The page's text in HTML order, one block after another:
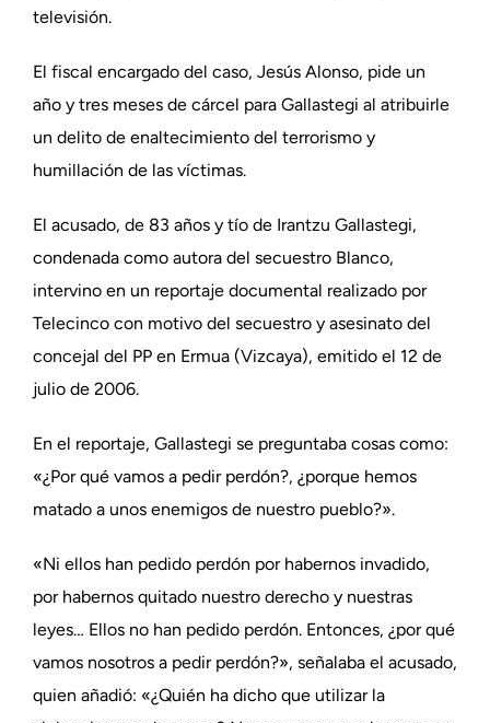
televisión.
El fiscal encargado del caso, Jesús Alonso, pide un
año y tres meses de cárcel para Gallastegi al atribuirle
un delito de enaltecimiento del terrorismo y
humillación de las víctimas.
El acusado, de 83 años y tío de Irantzu Gallastegi,
condenada como autora del secuestro Blanco,
intervino en un reportaje documental realizado por
Telecinco con motivo del secuestro y asesinato del
concejal del PP en Ermua (Vizcaya), emitido el 12 de
julio de 2006.
En el reportaje, Gallastegi se preguntaba cosas como:
«¿Por qué vamos a pedir perdón?, ¿porque hemos
matado a unos enemigos de nuestro pueblo?».
«Ni ellos han pedido perdón por habernos invadido,
por habernos quitado nuestro derecho y nuestras
leyes… Ellos no han pedido perdón. Entonces, ¿por qué
vamos nosotros a pedir perdón?», señalaba el acusado,
quien añadió: «¿Quién ha dicho que utilizar la